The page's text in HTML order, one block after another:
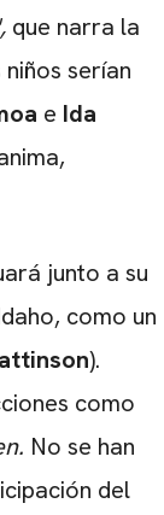
que narra la
serían
e Ida
junto a su
como un
).
como
No se han
del